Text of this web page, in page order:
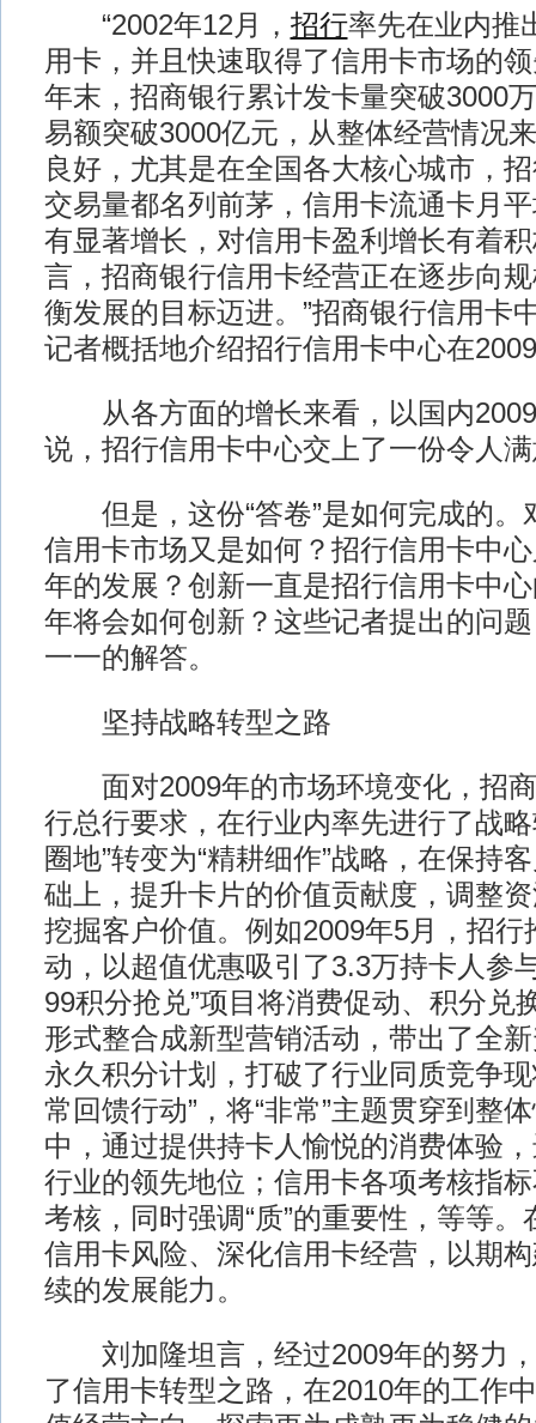
“2002年12月， 招行率先在业内推
用卡，并且快速取得了信用卡市场的
年末，招商银行累计发卡量突破3000
易额突破3000亿元，从整体经营情况
良好，尤其是在全国各大核心城市，
交易量都名列前茅，信用卡流通卡月
有显著增长，对信用卡盈利增长有着
言，招商银行信用卡经营正在逐步向
衡发展的目标迈进。”招商银行信用卡
记者概括地介绍招行信用卡中心在
从各方面的增长来看，以国内2009
说，招行信用卡中心交上了一份令人
但是，这份“答卷”是如何完成的。
信用卡市场又是如何？招行信用卡中
年的发展？创新一直是招行信用卡中心
年将会如何创新？这些记者提出的问
一一的解答。
坚持战略转型之路
面对2009年的市场环境变化，招商
行总行要求，在行业内率先进行了战
圈地”转变为“精耕细作”战略，在保持
础上，提升卡片的价值贡献度，调整
挖掘客户价值。例如2009年5月，招行
动，以超值优惠吸引了3.3万持卡人参
99积分抢兑”项目将消费促动、积分兑
形式整合成新型营销活动，带出了全
永久积分计划，打破了行业同质竞争
常回馈行动”，将“非常”主题贯穿到整
中，通过提供持卡人愉悦的消费体验
行业的领先地位；信用卡各项考核指标
考核，同时强调“质”的重要性，等等
信用卡风险、深化信用卡经营，以期
续的发展能力。
刘加隆坦言，经过2009年的努力，
了信用卡转型之路，在2010年的工作